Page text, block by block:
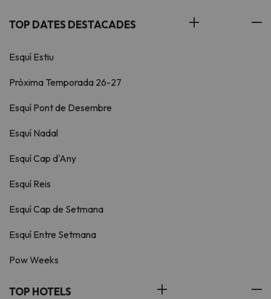
TOP DATES DESTACADES
Esquí Estiu
Pròxima Temporada 26-27
Esquí Pont de Desembre
Esquí Nadal
Esquí Cap d'Any
Esquí Reis
Esquí Cap de Setmana
Esquí Entre Setmana
Pow Weeks
TOP HOTELS